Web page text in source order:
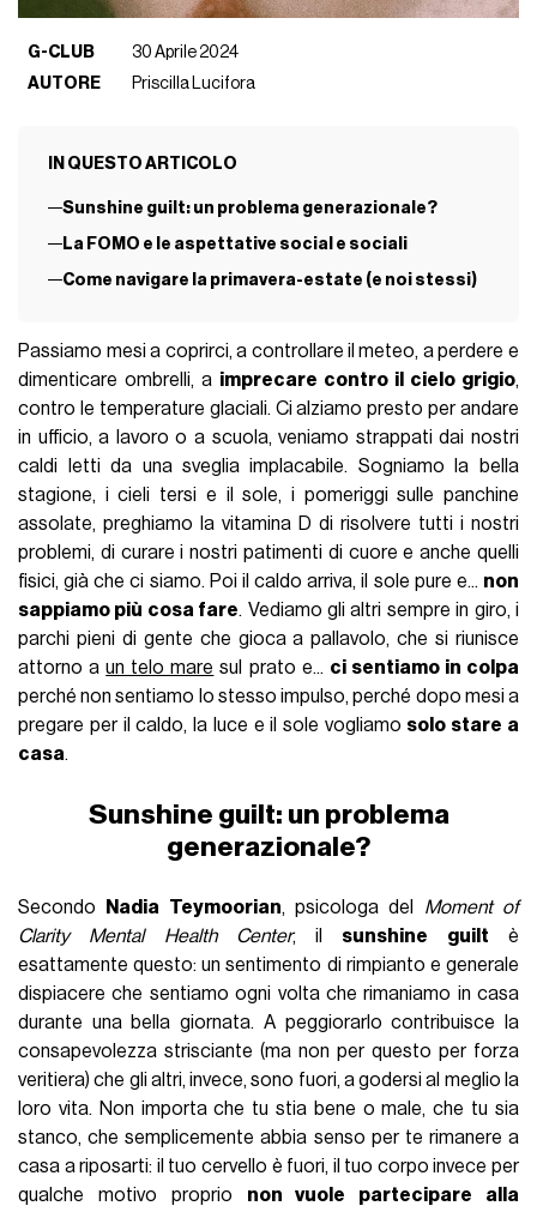
G-CLUB
30 Aprile 2024
AUTORE
Priscilla Lucifora
IN QUESTO ARTICOLO
Sunshine guilt: un problema generazionale?
La FOMO e le aspettative social e sociali
Come navigare la primavera-estate (e noi stessi)
Passiamo mesi a coprirci, a controllare il meteo, a perdere e
dimenticare ombrelli, a imprecare contro il cielo grigio,
contro le temperature glaciali. Ci alziamo presto per andare
in ufficio, a lavoro o a scuola, veniamo strappati dai nostri
caldi letti da una sveglia implacabile. Sogniamo la bella
stagione, i cieli tersi e il sole, i pomeriggi sulle panchine
assolate, preghiamo la vitamina D di risolvere tutti i nostri
problemi, di curare i nostri patimenti di cuore e anche quelli
fisici, già che ci siamo. Poi il caldo arriva, il sole pure e... non
sappiamo più cosa fare. Vediamo gli altri sempre in giro, i
parchi pieni di gente che gioca a pallavolo, che si riunisce
attorno aun telo mare sul prato e... ci sentiamo in colpa
perché non sentiamo lo stesso impulso, perché dopo mesi a
pregare per il caldo, la luce e il sole vogliamo solo stare a
casa.
Sunshine guilt: un problema
generazionale?
Secondo Nadia Teymoorian, psicologa del Moment of
Clarity Mental Health Center, il sunshine guilt è
esattamente questo: un sentimento di rimpianto e generale
dispiacere che sentiamo ogni volta che rimaniamo in casa
durante una bella giornata. A peggiorarlo contribuisce la
consapevolezza strisciante (ma non per questo per forza
veritiera) che gli altri, invece, sono fuori, a godersi al meglio la
loro vita. Non importa che tu stia bene o male, che tu sia
stanco, che semplicemente abbia senso per te rimanere a
casa a riposarti: il tuo cervello è fuori, il tuo corpo invece per
qualche motivo proprio non vuole partecipare alla